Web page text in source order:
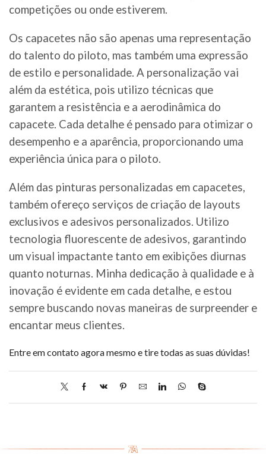
competições ou onde estiverem.
Os capacetes não são apenas uma representação
do talento do piloto, mas também uma expressão
de estilo e personalidade. A personalização vai
além da estética, pois utilizo técnicas que
garantem a resistência e a aerodinâmica do
capacete. Cada detalhe é pensado para otimizar o
desempenho e a aparência, proporcionando uma
experiência única para o piloto.
Além das pinturas personalizadas em capacetes,
também ofereço serviços de criação de layouts
exclusivos e adesivos personalizados. Utilizo
tecnologia fluorescente de adesivos, garantindo
um visual impactante tanto em exibições diurnas
quanto noturnas. Minha dedicação à qualidade e à
inovação é evidente em cada detalhe, e estou
sempre buscando novas maneiras de surpreender e
encantar meus clientes.
Entre em contato agora mesmo e tire todas as suas dúvidas!